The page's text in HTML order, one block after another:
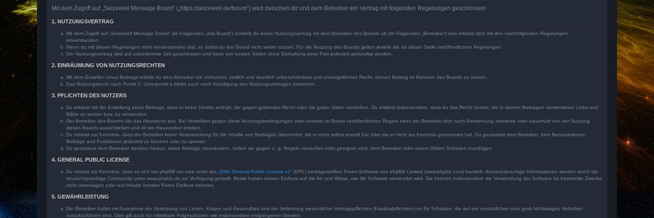
Mit dem Zugriff auf „Seizewell Message Board“ („https://seizewell.de/forum“) wird zwischen dir und dem Betreiber ein Vertrag mit folgenden Regelungen geschlossen:
1. NUTZUNGSVERTRAG
Mit dem Zugriff auf „Seizewell Message Board“ (im Folgenden „das Board“) schließt du einen Nutzungsvertrag mit dem Betreiber des Boards ab (im Folgenden „Betreiber“) und erklärst dich mit den nachfolgenden Regelungen
einverstanden.
Wenn du mit diesen Regelungen nicht einverstanden bist, so darfst du das Board nicht weiter nutzen. Für die Nutzung des Boards gelten jeweils die an dieser Stelle veröffentlichten Regelungen.
Der Nutzungsvertrag wird auf unbestimmte Zeit geschlossen und kann von beiden Seiten ohne Einhaltung einer Frist jederzeit gekündigt werden.
2. EINRÄUMUNG VON NUTZUNGSRECHTEN
Mit dem Erstellen eines Beitrags erteilst du dem Betreiber ein einfaches, zeitlich und räumlich unbeschränktes und unentgeltliches Recht, deinen Beitrag im Rahmen des Boards zu nutzen.
Das Nutzungsrecht nach Punkt 2, Unterpunkt a bleibt auch nach Kündigung des Nutzungsvertrages bestehen.
3. PFLICHTEN DES NUTZERS
Du erklärst mit der Erstellung eines Beitrags, dass er keine Inhalte enthält, die gegen geltendes Recht oder die guten Sitten verstoßen. Du erklärst insbesondere, dass du das Recht besitzt, die in deinen Beiträgen verwendeten Links und
Bilder zu setzen bzw. zu verwenden.
Der Betreiber des Boards übt das Hausrecht aus. Bei Verstößen gegen diese Nutzungsbedingungen oder anderer im Board veröffentlichten Regeln kann der Betreiber dich nach Abmahnung zeitweise oder dauerhaft von der Nutzung
dieses Boards ausschließen und dir ein Hausverbot erteilen.
Du nimmst zur Kenntnis, dass der Betreiber keine Verantwortung für die Inhalte von Beiträgen übernimmt, die er nicht selbst erstellt hat oder die er nicht zur Kenntnis genommen hat. Du gestattest dem Betreiber, dein Benutzerkonto,
Beiträge und Funktionen jederzeit zu löschen oder zu sperren.
Du gestattest dem Betreiber darüber hinaus, deine Beiträge abzuändern, sofern sie gegen o. g. Regeln verstoßen oder geeignet sind, dem Betreiber oder einem Dritten Schaden zuzufügen.
4. GENERAL PUBLIC LICENSE
Du nimmst zur Kenntnis, dass es sich bei phpBB um eine unter der „ GNU General Public License v2“ (GPL) bereitgestellten Foren-Software von phpBB Limited (www.phpbb.com) handelt; deutschsprachige Informationen werden durch die
deutschsprachige Community unter www.phpbb.de zur Verfügung gestellt. Beide haben keinen Einfluss auf die Art und Weise, wie die Software verwendet wird. Sie können insbesondere die Verwendung der Software für bestimmte Zwecke
nicht untersagen oder auf Inhalte fremder Foren Einfluss nehmen.
5. GEWÄHRLEISTUNG
Der Betreiber haftet mit Ausnahme der Verletzung von Leben, Körper und Gesundheit und der Verletzung wesentlicher Vertragspflichten (Kardinalpflichten) nur für Schäden, die auf ein vorsätzliches oder grob fahrlässiges Verhalten
zurückzuführen sind. Dies gilt auch für mittelbare Folgeschäden wie insbesondere entgangenen Gewinn.